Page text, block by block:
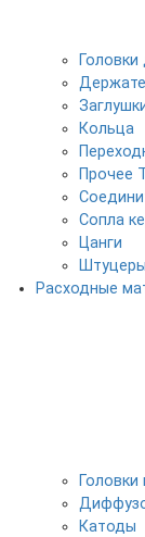
Кольца
Прочее
Сопла
Цанги
Штуцеры
Расходные
Катоды